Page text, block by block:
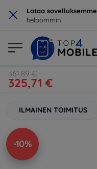
× Lataa sovelluksemme
helpommin.
361,89 €
325,71 €
ILMAINEN TOIMITUS
-10%